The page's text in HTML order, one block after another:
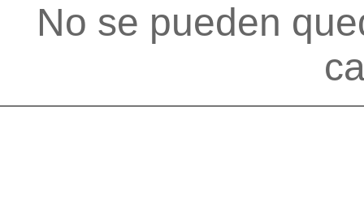
No se pueden